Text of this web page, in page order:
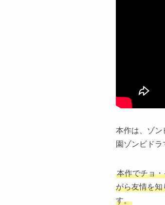
本作は、ゾン
園ゾンビドラ
本作でチョ
がら友情を知
す。